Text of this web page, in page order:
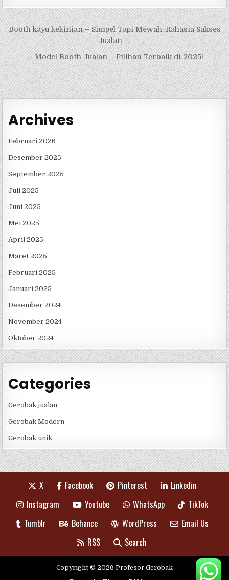
Navigasi
pos
Booth kayu kekinian – Simpel Tapi Mewah, Rahasia Sukses
Jualan →
← Model Booth Jualan – Pilihan Terbaik di 2025!
Archives
Februari 2026
Desember 2025
September 2025
Juli 2025
Juni 2025
Mei 2025
April 2025
Maret 2025
Februari 2025
Januari 2025
Desember 2024
November 2024
Oktober 2024
Categories
Gerobak jualan
Gerobak Modern
Gerobak unik
X Facebook Pinterest
Linkedin
Instagram
Youtube WhatsApp
TikTok
Tumblr
Behance WordPress
Email Us
RSS
Search
Copyright © 2026 Profesor Gerobak